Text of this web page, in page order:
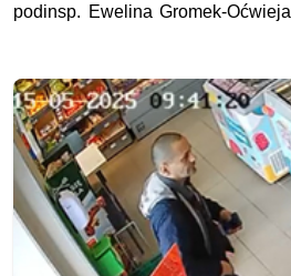
podinsp. Ewelina Gromek-Oćwieja